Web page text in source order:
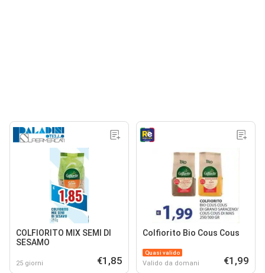
COLFIORITO MIX SEMI DI
SESAMO
25 giorni €1,85
Colfiorito Bio Cous Cous
Quasi valido
Valido da domani €1,99